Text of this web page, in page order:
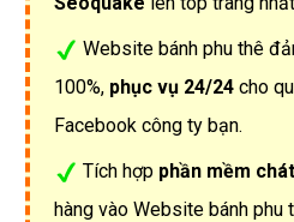
Website bánh phu thê
100%, phục vụ 24/24 cho
Facebook công ty bạn.
Tích hợp phần mềm
hàng vào Website bánh phu